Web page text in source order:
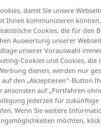
m <Verweises;
Übersetzungen
die Übersetzung
amonestación
damit Sie unsere
Ihnen kommunizieren
Cookies, die für den
Auswertung unserer
unserer Vorauswahl
Cookies und Cookies, die
dienen, werden nur
den „Akzeptieren“-Button
ansonsten auf „Fortfahren
jederzeit für zukünftige
Wenn Sie weitere
möchten,